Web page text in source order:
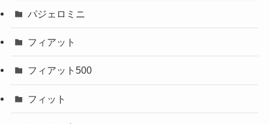
パジェロミニ
フィアット
フィアット500
フィット